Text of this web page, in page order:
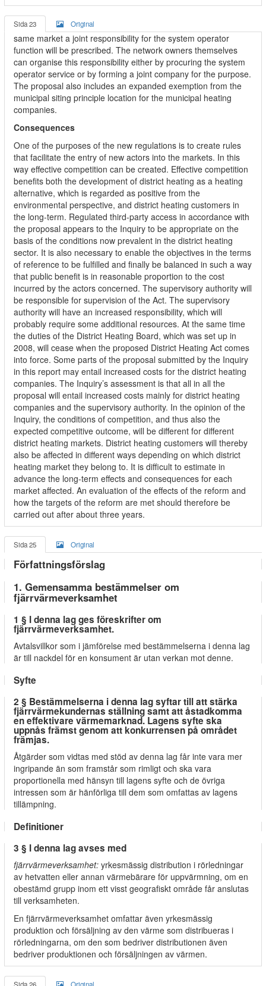
Sida 23 Original
same market a joint responsibility for the system operator
function will be prescribed. The network owners themselves
can organise this responsibility either by procuring the system
operator service or by forming a joint company for the purpose.
The proposal also includes an expanded exemption from the
municipal siting principle location for the municipal heating
companies.
Consequences
One of the purposes of the new regulations is to create rules
that facilitate the entry of new actors into the markets. In this
way effective competition can be created. Effective competition
benefits both the development of district heating as a heating
alternative, which is regarded as positive from the
environmental perspective, and district heating customers in
the long-term. Regulated third-party access in accordance with
the proposal appears to the Inquiry to be appropriate on the
basis of the conditions now prevalent in the district heating
sector. It is also necessary to enable the objectives in the terms
of reference to be fulfilled and finally be balanced in such a way
that public benefit is in reasonable proportion to the cost
incurred by the actors concerned. The supervisory authority will
be responsible for supervision of the Act. The supervisory
authority will have an increased responsibility, which will
probably require some additional resources. At the same time
the duties of the District Heating Board, which was set up in
2008, will cease when the proposed District Heating Act comes
into force. Some parts of the proposal submitted by the Inquiry
in this report may entail increased costs for the district heating
companies. The Inquiry’s assessment is that all in all the
proposal will entail increased costs mainly for district heating
companies and the supervisory authority. In the opinion of the
Inquiry, the conditions of competition, and thus also the
expected competitive outcome, will be different for different
district heating markets. District heating customers will thereby
also be affected in different ways depending on which district
heating market they belong to. It is difficult to estimate in
advance the long-term effects and consequences for each
market affected. An evaluation of the effects of the reform and
how the targets of the reform are met should therefore be
carried out after about three years.
Sida 25 Original
Författningsförslag
1. Gemensamma bestämmelser om
fjärrvärmeverksamhet
1 § I denna lag ges föreskrifter om
fjärrvärmeverksamhet.
Avtalsvillkor som i jämförelse med bestämmelserna i denna lag
är till nackdel för en konsument är utan verkan mot denne.
Syfte
2 § Bestämmelserna i denna lag syftar till att stärka
fjärrvärmekundernas ställning samt att åstadkomma
en effektivare värmemarknad. Lagens syfte ska
uppnås främst genom att konkurrensen på området
främjas.
Åtgärder som vidtas med stöd av denna lag får inte vara mer
ingripande än som framstår som rimligt och ska vara
proportionella med hänsyn till lagens syfte och de övriga
intressen som är hänförliga till dem som omfattas av lagens
tillämpning.
Definitioner
3 § I denna lag avses med
fjärrvärmeverksamhet: yrkesmässig distribution i rörledningar
av hetvatten eller annan värmebärare för uppvärmning, om en
obestämd grupp inom ett visst geografiskt område får anslutas
till verksamheten.
En fjärrvärmeverksamhet omfattar även yrkesmässig
produktion och försäljning av den värme som distribueras i
rörledningarna, om den som bedriver distributionen även
bedriver produktionen och försäljningen av värmen.